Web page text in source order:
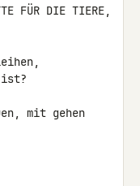
FÜR DIE TIERE,
ist?
mit gehen